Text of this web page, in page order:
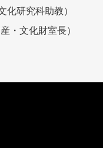
研究科助教）
文化財室長）